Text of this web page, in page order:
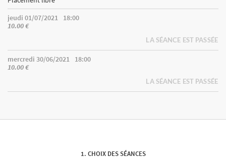
jeudi 01/07/2021
18:00
10.00 €
LA SÉANCE EST PASSÉE
mercredi 30/06/2021
18:00
10.00 €
LA SÉANCE EST PASSÉE
CHOIX DES SÉANCES